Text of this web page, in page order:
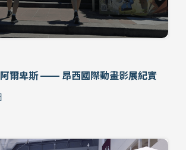
爾卑斯 —— 昂西國際動畫影展紀實